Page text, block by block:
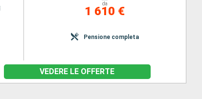
da
1 610 €
Pensione completa
VEDERE LE OFFERTE